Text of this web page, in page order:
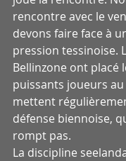
rencontre avec le
devons faire face à
pression tessinoise.
Bellinzone ont placé
puissants joueurs
mettent
défense biennoise,
rompt pas.
La discipline